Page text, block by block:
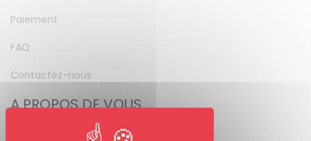
Paiement
FAQ
Contactez-nous
A PROPOS DE VOUS